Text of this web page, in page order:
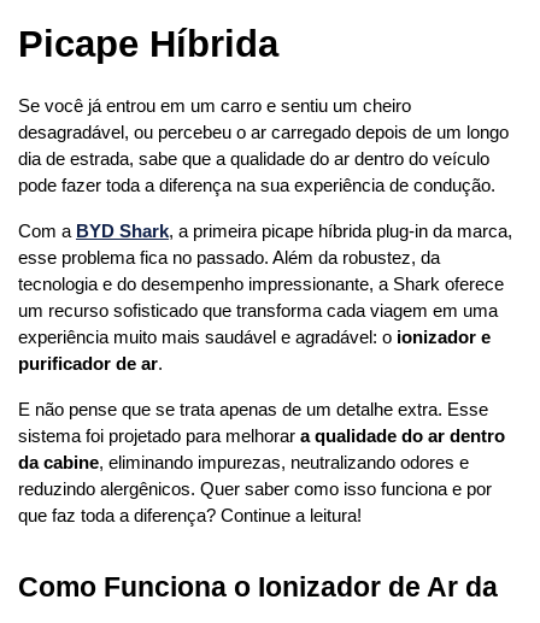
Picape Híbrida
Se você já entrou em um carro e sentiu um cheiro
desagradável, ou percebeu o ar carregado depois de um longo
dia de estrada, sabe que a qualidade do ar dentro do veículo
pode fazer toda a diferença na sua experiência de condução.
Com a BYD Shark, a primeira picape híbrida plug-in da marca,
esse problema fica no passado. Além da robustez, da
tecnologia e do desempenho impressionante, a Shark oferece
um recurso sofisticado que transforma cada viagem em uma
experiência muito mais saudável e agradável: o ionizador e
purificador de ar.
E não pense que se trata apenas de um detalhe extra. Esse
sistema foi projetado para melhorar a qualidade do ar dentro
da cabine, eliminando impurezas, neutralizando odores e
reduzindo alergênicos. Quer saber como isso funciona e por
que faz toda a diferença? Continue a leitura!
Como Funciona o Ionizador de Ar da